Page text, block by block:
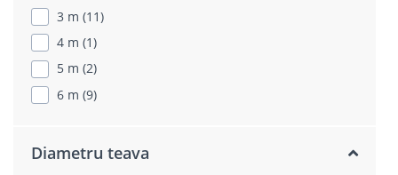
3 m (11)
4 m (1)
5 m (2)
6 m (9)
Diametru teava